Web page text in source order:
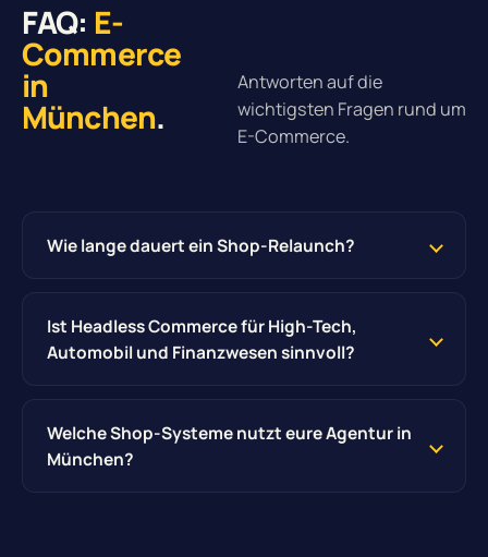
FAQ: E-
Commerce
in
München.
Antworten auf die
wichtigsten Fragen rund um
E-Commerce.
Wie lange dauert ein Shop-Relaunch?
Ist Headless Commerce für High-Tech,
Automobil und Finanzwesen sinnvoll?
Welche Shop-Systeme nutzt eure Agentur in
München?